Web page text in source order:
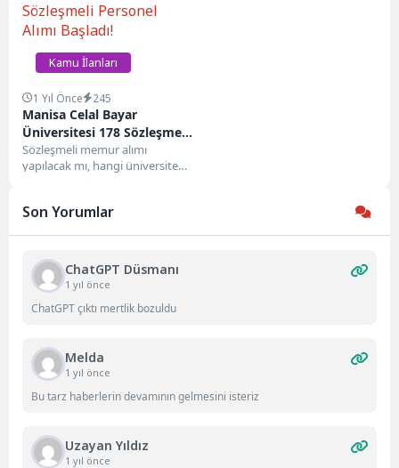
Kamu İlanları
1 Yıl Önce 245
Manisa Celal Bayar
Üniversitesi 178 Sözleşmeli
Personel Alımı Başladı!
Sözleşmeli memur alımı
yapılacak mı, hangi üniversite
Son Yorumlar
ChatGPT Düsmanı
1 yıl önce
ChatGPT çıktı mertlik bozuldu
Melda
1 yıl önce
Bu tarz haberlerin devamının gelmesini isteriz
Uzayan Yıldız
1 yıl önce